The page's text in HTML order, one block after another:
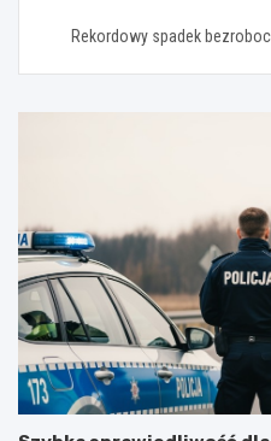
Rekordowy spadek